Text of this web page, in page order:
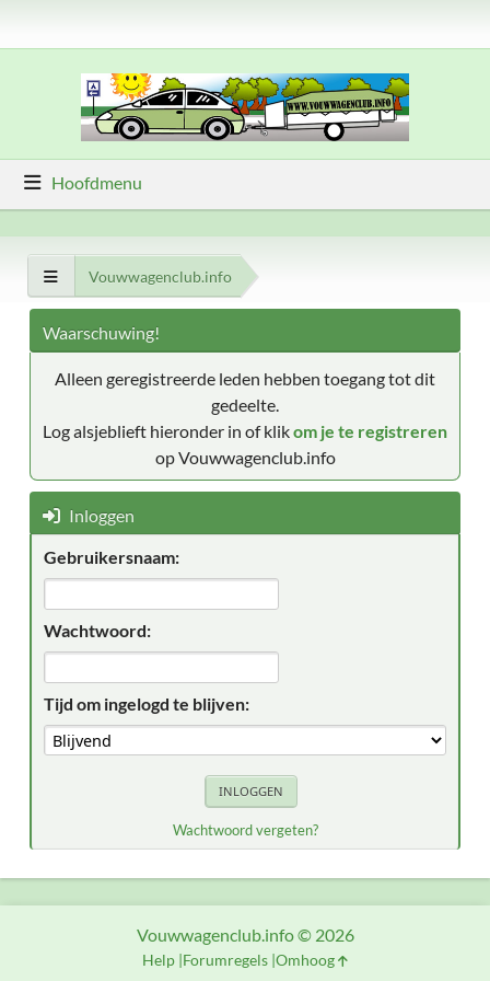
Hoofdmenu
Vouwwagenclub.info
Waarschuwing!
Alleen geregistreerde leden hebben toegang tot dit
gedeelte.
Log alsjeblieft hieronder in of klikom je te registreren
op Vouwwagenclub.info
Inloggen
Gebruikersnaam:
Wachtwoord:
Tijd om ingelogd te blijven:
Wachtwoord vergeten?
Vouwwagenclub.info © 2026
Help Forumregels Omhoog